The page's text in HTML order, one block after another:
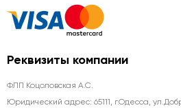
Реквизиты компании
ФЛП Коцоловская А.С.
Юридический адрес: 65111, г.Одесса,